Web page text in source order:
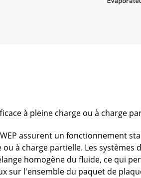
à pleine charge ou à charge
assurent un fonctionnement
à charge partielle. Les systèmes
homogène du fluide, ce qui
sur l'ensemble du paquet de